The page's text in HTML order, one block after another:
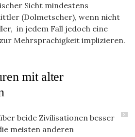
Sicht mindestens
(Dolmetscher), wenn nicht
in jedem Fall jedoch eine
Mehrsprachigkeit implizieren.
mit alter
8
beide Zivilisationen besser
meisten anderen